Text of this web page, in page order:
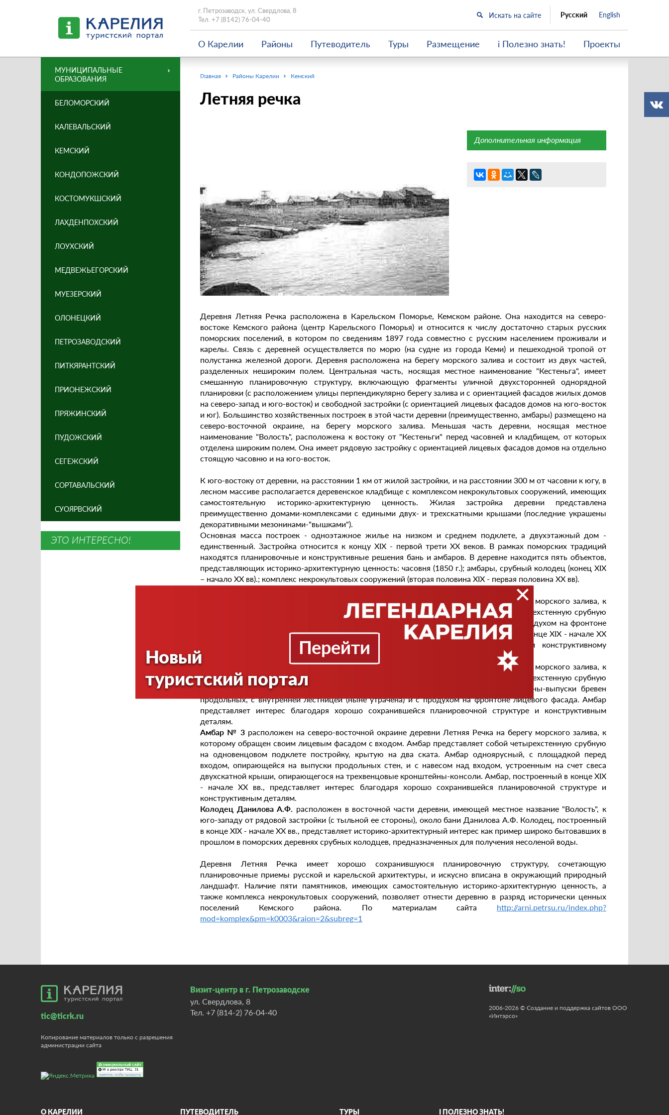
г. Петрозаводск, ул. Свердлова, 8
Тел. +7 (8142) 76-04-40
Русский English
О Карелии Районы Путеводитель Туры Размещение i Полезно знать! Проекты
Главная Районы Карелии Кемский
Летняя речка
Дополнительная информация
Деревня Летняя Речка расположена в Карельском Поморье, Кемском районе. Она находится на северо-
востоке Кемского района (центр Карельского Поморья) и относится к числу достаточно старых русских
поморских поселений, в котором по сведениям 1897 года совместно с русским населением проживали и
карелы. Связь с деревней осуществляется по морю (на судне из города Кеми) и пешеходной тропой от
полустанка железной дороги. Деревня расположена на берегу морского залива и состоит из двух частей,
разделенных нешироким полем. Центральная часть, носящая местное наименование "Кестеньга", имеет
смешанную планировочную структуру, включающую фрагменты уличной двухсторонней однорядной
планировки (с расположением улицы перпендикулярно берегу залива и с ориентацией фасадов жилых домов
на северо-запад и юго-восток) и свободной застройки (с ориентацией лицевых фасадов домов на юго-восток
и юг). Большинство хозяйственных построек в этой части деревни (преимущественно, амбары) размещено на
северо-восточной окраине, на берегу морского залива. Меньшая часть деревни, носящая местное
наименование "Волость", расположена к востоку от "Кестеньги" перед часовней и кладбищем, от которых
отделена широким полем. Она имеет рядовую застройку с ориентацией лицевых фасадов домов на отдельно
стоящую часовню и на юго-восток.
К юго-востоку от деревни, на расстоянии 1 км от жилой застройки, и на расстоянии 300 м от часовни к югу, в
лесном массиве располагается деревенское кладбище с комплексом некрокультовых сооружений, имеющих
самостоятельную историко-архитектурную ценность. Жилая застройка деревни представлена
преимущественно домами-комплексами с едиными двух- и трехскатными крышами (последние украшены
декоративными мезонинами-"вышками").
Основная масса построек - одноэтажное жилье на низком и среднем подклете, а двухэтажный дом -
единственный. Застройка относится к концу XIX - первой трети ХХ веков. В рамках поморских традиций
находятся планировочные и конструктивные решения бань и амбаров. В деревне находится пять объектов,
представляющих историко-архитектурную ценность: часовня (1850 г.); амбары, срубный колодец (конец XIX
– начало ХХ вв).; комплекс некрокультовых сооружений (вторая половина ХIХ - первая половина XX вв).
расположен на северо-восточной окраине деревни Летняя Речка на берегу морского залива, к
которому обращен своим лицевым фасадом с входом. Амбар представляет собой четырехстенную срубную
постройку, крытую на два ската. Амбар двухъярусный на двухвенцовом подклете, с продухом на фронтоне
лицевого фасада, с входной площадкой и навесом над входом. Амбар, построенный в конце XIX - начале ХХ
вв., представляет интерес благодаря хорошо сохранившемуся планировочному и конструктивному
решениям.
Амбар № 2
расположен на северо-восточной окраине деревни Летняя Речка на берегу морского залива, к
которому обращен своим лицевым фасадом с входом. Амбар представляет собой четырехстенную срубную
постройку. Амбар двухъярусный с навесом над входом, опирающимся на кронштейны-выпуски бревен
продольных, с внутренней лестницей (ныне утрачена) и с продухом на фронтоне лицевого фасада. Амбар
представляет интерес благодаря хорошо сохранившейся планировочной структуре и конструктивным
деталям.
Амбар № 3 расположен на северо-восточной окраине деревни Летняя Речка на берегу морского залива, к
которому обращен своим лицевым фасадом с входом. Амбар представляет собой четырехстенную срубную
на одновенцовом подклете постройку, крытую на два ската. Амбар одноярусный, с площадкой перед
входом, опирающейся на выпуски продольных стен, и с навесом над входом, устроенным на счет свеса
двухскатной крыши, опирающегося на трехвенцовые кронштейны-консоли. Амбар, построенный в конце XIX
- начале ХХ вв., представляет интерес благодаря хорошо сохранившейся планировочной структуре и
конструктивным деталям.
Колодец Данилова А.Ф. расположен в восточной части деревни, имеющей местное название "Волость", к
юго-западу от рядовой застройки (с тыльной ее стороны), около бани Данилова А.Ф. Колодец, построенный
в конце XIX - начале ХХ вв., представляет историко-архитектурный интерес как пример широко бытовавших в
прошлом в поморских деревнях срубных колодцев, предназначенных для получения несоленой воды.
Деревня Летняя Речка имеет хорошо сохранившуюся планировочную структуру, сочетающую
планировочные приемы русской и карельской архитектуры, и искусно вписана в окружающий природный
ландшафт. Наличие пяти памятников, имеющих самостоятельную историко-архитектурную ценность, а
также комплекса некрокультовых сооружений, позволяет отнести деревню в разряд исторически ценных
поселений Кемского района. По материалам сайта http://arni.petrsu.ru/index.php?
mod=komplex&pm=k0003&raion=2&subreg=1
МУНИЦИПАЛЬНЫЕ
ОБРАЗОВАНИЯ
БЕЛОМОРСКИЙ
КАЛЕВАЛЬСКИЙ
КЕМСКИЙ
КОНДОПОЖСКИЙ
КОСТОМУКШСКИЙ
ЛАХДЕНПОХСКИЙ
ЛОУХСКИЙ
МЕДВЕЖЬЕГОРСКИЙ
МУЕЗЕРСКИЙ
ОЛОНЕЦКИЙ
ПЕТРОЗАВОДСКИЙ
ПИТКЯРАНТСКИЙ
ПРИОНЕЖСКИЙ
ПРЯЖИНСКИЙ
ПУДОЖСКИЙ
СЕГЕЖСКИЙ
СОРТАВАЛЬСКИЙ
СУОЯРВСКИЙ
ЭТО ИНТЕРЕСНО!
tic@ticrk.ru
Копирование материалов только с разрешения
администрации сайта
Визит-центр в г. Петрозаводске
ул. Свердлова, 8
Тел. +7 (814-2) 76-04-40
2006-2026 © Создание и поддержка сайтов ООО
«Интэрсо»
О КАРЕЛИИ ПУТЕВОДИТЕЛЬ ТУРЫ I ПОЛЕЗНО ЗНАТЬ!
Новый
туристский портал
Перейти